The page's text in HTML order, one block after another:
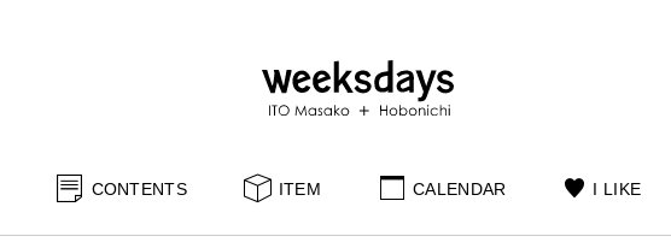
CONTENTS ITEM CALENDAR I LIKE